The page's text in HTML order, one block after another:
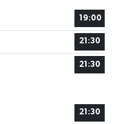
19:00
21:30
21:30
21:30